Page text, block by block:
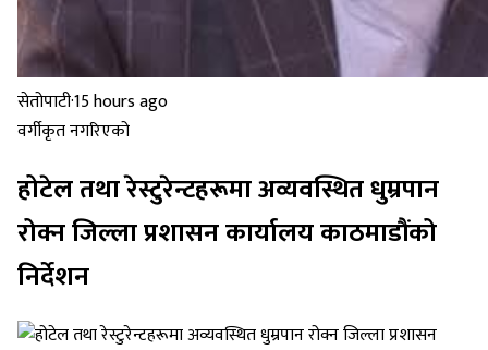
सेतोपाटी·15 hours ago
वर्गीकृत नगरिएको
होटेल तथा रेस्टुरेन्टहरूमा अव्यवस्थित धुम्रपान
रोक्न जिल्ला प्रशासन कार्यालय काठमाडौंको
निर्देशन